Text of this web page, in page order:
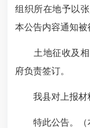
组织所在地予以
本公告内容通知被
土地征收及相
府负责签订。
我县对上报材
特此公告。（本